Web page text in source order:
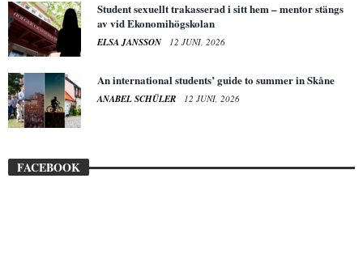
Student sexuellt trakasserad i sitt hem – mentor stängs
av vid Ekonomihögskolan
ELSA JANSSON 12 JUNI, 2026
An international students’ guide to summer in Skåne
ANABEL SCHÜLER 12 JUNI, 2026
FACEBOOK